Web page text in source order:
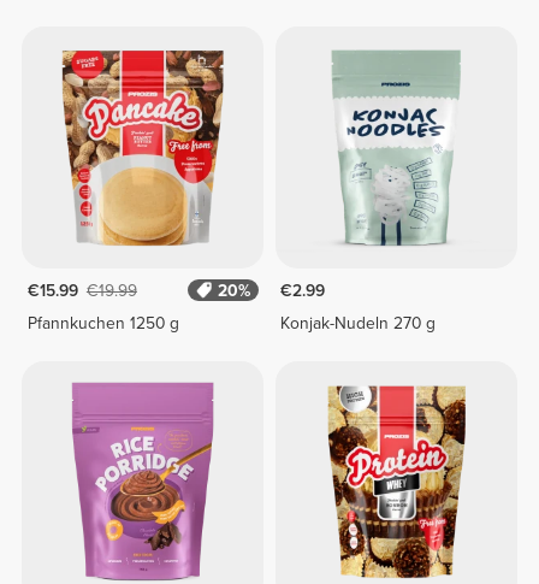
€15.99 €19.99
20%
Pfannkuchen 1250 g
€2.99
Konjak-Nudeln 270 g